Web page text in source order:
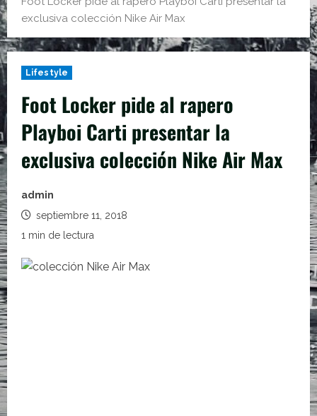
exclusiva colección Nike Air Max
Lifestyle
Foot Locker pide al rapero
Playboi Carti presentar la
exclusiva colección Nike Air Max
admin
septiembre 11, 2018
1 min de lectura